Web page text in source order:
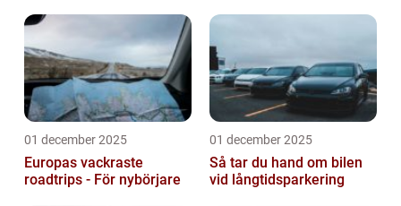
01 december 2025
Europas vackraste
roadtrips - För nybörjare
01 december 2025
Så tar du hand om bilen
vid långtidsparkering